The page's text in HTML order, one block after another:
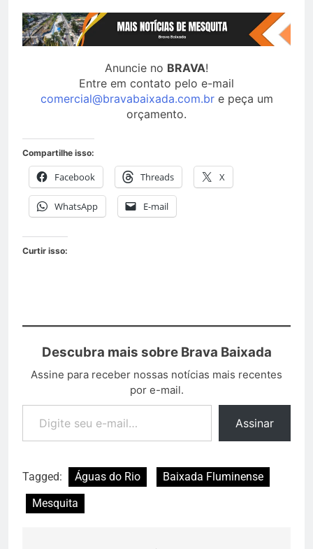
Anuncie no BRAVA!
Entre em contato pelo e-mail
comercial@bravabaixada.com.bre peça um
orçamento.
Compartilhe isso:
Facebook Threads X
WhatsApp E-mail
Curtir isso:
Descubra mais sobre Brava Baixada
Assine para receber nossas notícias mais recentes
por e-mail.
Assinar
Tagged: Águas do Rio
Baixada Fluminense
Mesquita